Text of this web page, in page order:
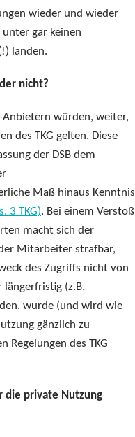
wieder und wieder
gar keinen
landen.
nicht?
Anbietern würden, weiter,
des TKG gelten. Diese
der DSB dem
Maß hinaus Kenntnis
3 TKG). Bei einem Verstoß
macht sich der
Mitarbeiter strafbar,
des Zugriffs nicht von
längerfristig (z.B.
wurde (und wird wie
gänzlich zu
Regelungen des TKG
die private Nutzung